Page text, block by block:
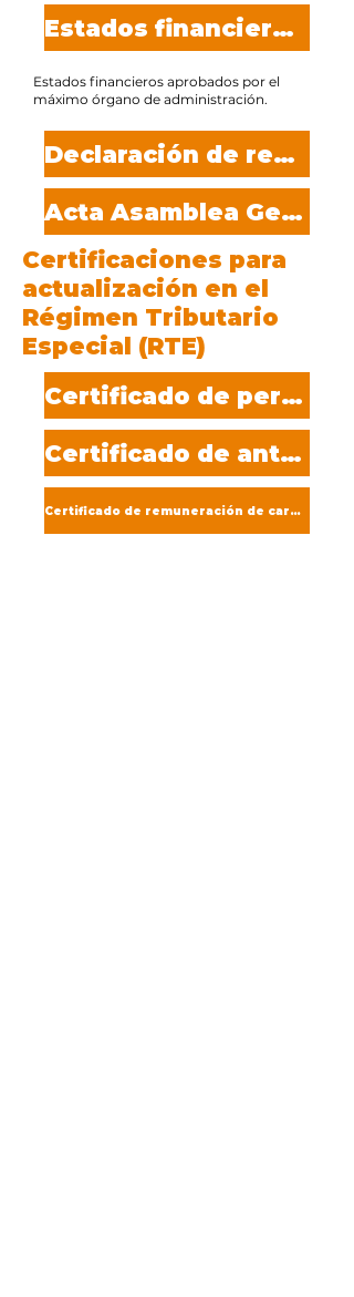
Estados financieros 2025
Estados financieros aprobados por el
máximo órgano de administración.
Declaración de renta 2025
Acta Asamblea General Ordinaria 2026
Certificaciones para
actualización en el
Régimen Tributario
Especial (RTE)
Certificado de permanencia RTE
Certificado de antecedentes
Certificado de remuneración de cargos directivos y gerenciales